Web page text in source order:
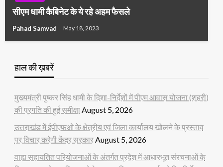
सीएम धामी कैबिनेट के ये रहे अहम फैसले
Pahad Samvad May 18, 2023
हाल की ख़बरें
मुख्यमंत्री पुष्कर सिंह धामी के दिशा-निर्देशों में पीएम आवास योजना (शहरी)
की प्रगति की हुई समीक्षाAugust 5, 2026
उत्तराखंड में ईपीएफओ के क्षेत्रीय एवं जिला कार्यालय खोलने के प्रस्ताव
पर विचार करेगी केंद्र सरकारAugust 5, 2026
वाह्य सहायतित परियोजनाओं के अंतर्गत प्रदेश में आधारभूत संरचनाओं के